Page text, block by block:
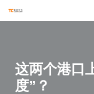
文这两个港口
度”？